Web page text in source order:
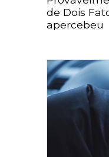
de Dois
apercebeu